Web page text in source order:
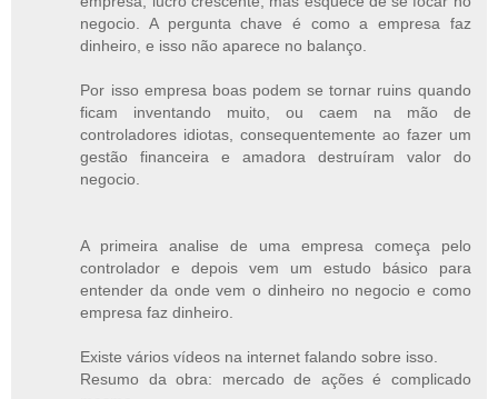
negocio. A pergunta chave é como a empresa faz
dinheiro, e isso não aparece no balanço.
Por isso empresa boas podem se tornar ruins quando
ficam inventando muito, ou caem na mão de
controladores idiotas, consequentemente ao fazer um
gestão financeira e amadora destruíram valor do
negocio.
A primeira analise de uma empresa começa pelo
controlador e depois vem um estudo básico para
entender da onde vem o dinheiro no negocio e como
empresa faz dinheiro.
Existe vários vídeos na internet falando sobre isso.
Resumo da obra: mercado de ações é complicado